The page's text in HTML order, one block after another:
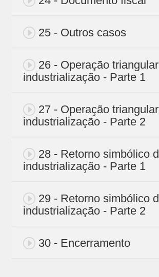
25 - Outros casos
26 - Operação
industrialização - Parte 1
27 - Operação
industrialização - Parte 2
28 - Retorno simbólico
industrialização - Parte 1
29 - Retorno simbólico
industrialização - Parte 2
30 - Encerramento